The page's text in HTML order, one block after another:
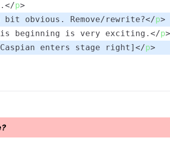
</p>
bit obvious. Remove/rewrite?</p>
beginning is very exciting. </p>
enters stage right] </p>